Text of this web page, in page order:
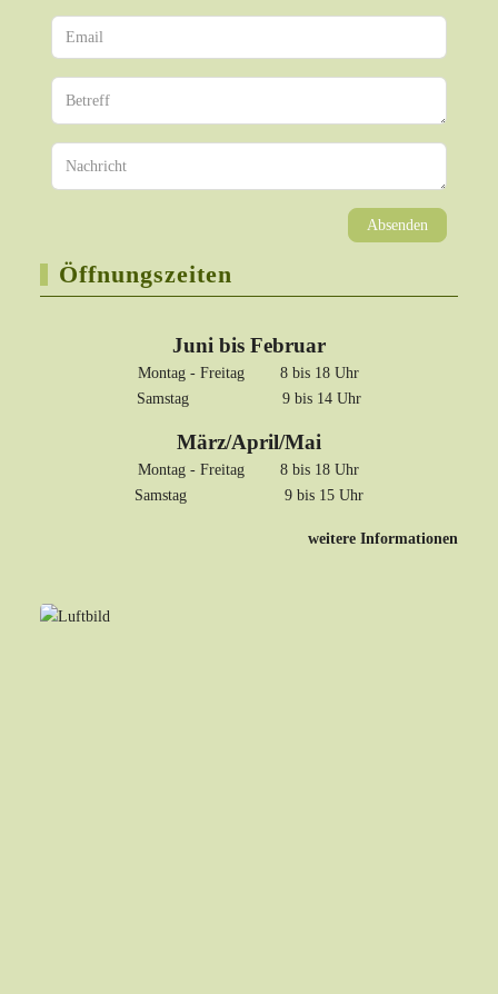
Absenden
Öffnungszeiten
Juni bis Februar
Montag - Freitag 8 bis 18 Uhr
Samstag 9 bis 14 Uhr
März/April/Mai
Montag - Freitag 8 bis 18 Uhr
Samstag 9 bis 15 Uhr
weitere Informationen